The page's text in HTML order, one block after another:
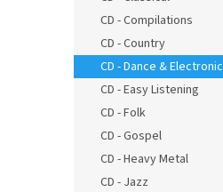
CD - Compilations
CD - Country
CD - Dance & Electronic
CD - Easy Listening
CD - Folk
CD - Gospel
CD - Heavy Metal
CD - Jazz